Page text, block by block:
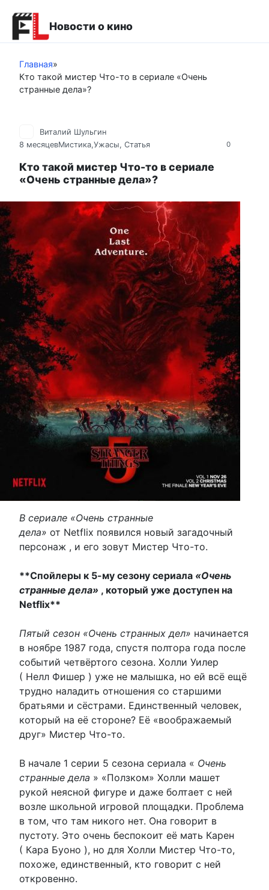
контенту
Новости о кино
Главная»
Кто такой мистер Что-то в сериале «Очень
странные дела»?
0
Виталий Шульгин
8 месяцевМистика,Ужасы, Статья
Кто такой мистер Что-то в сериале
«Очень странные дела»?
В сериале «Очень странные
дела» от Netflix появился новый загадочный
персонаж , и его зовут Мистер Что-то.
**Спойлеры к 5-му сезону сериала «Очень
странные дела» , который уже доступен на
Netflix**
Пятый сезон «Очень странных дел» начинается
в ноябре 1987 года, спустя полтора года после
событий четвёртого сезона. Холли Уилер
( Нелл Фишер ) уже не малышка, но ей всё ещё
трудно наладить отношения со старшими
братьями и сёстрами. Единственный человек,
который на её стороне? Её «воображаемый
друг» Мистер Что-то.
В начале 1 серии 5 сезона сериала « Очень
странные дела » «Ползком» Холли машет
рукой неясной фигуре и даже болтает с ней
возле школьной игровой площадки. Проблема
в том, что там никого нет. Она говорит в
пустоту. Это очень беспокоит её мать Карен
( Кара Буоно ), но для Холли Мистер Что-то,
похоже, единственный, кто говорит с ней
откровенно.